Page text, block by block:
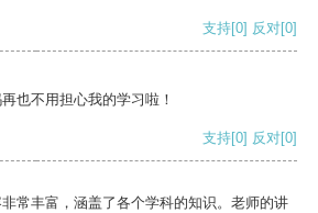
支持[0] 反对[0]
也不用担心我的学习啦！
支持[0] 反对[0]
常丰富，涵盖了各个学科的知识。老师的讲